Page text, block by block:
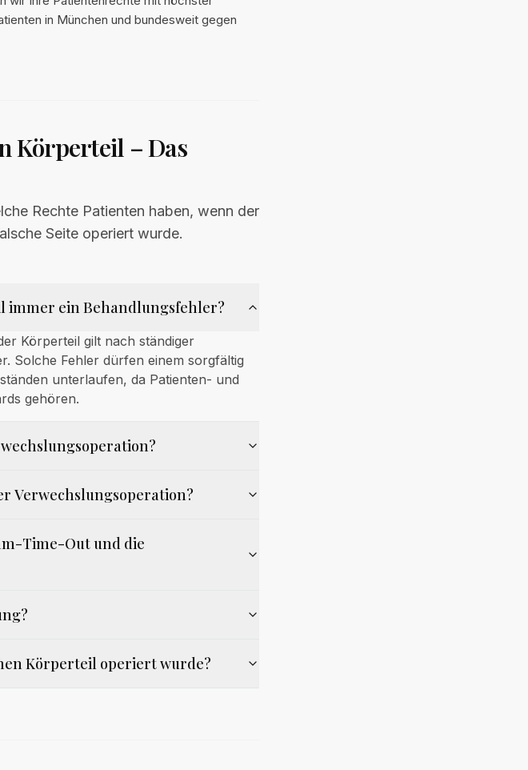
in München und bundesweit gegen
Körperteil – Das
Rechte Patienten haben, wenn der
Seite operiert wurde.
immer ein Behandlungsfehler?
Körperteil gilt nach ständiger
Solche Fehler dürfen einem sorgfältig
unterlaufen, da Patienten- und
gehören.
Verwechslungsoperation?
Time-Out und die
Körperteil operiert wurde?